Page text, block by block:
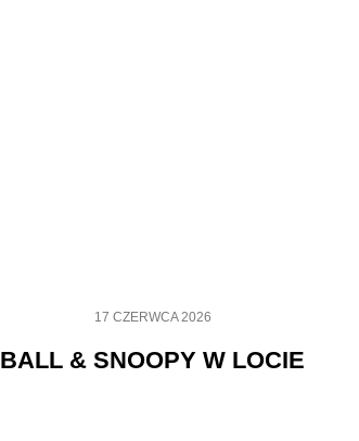
17 CZERWCA 2026
BALL & SNOOPY W LOCIE